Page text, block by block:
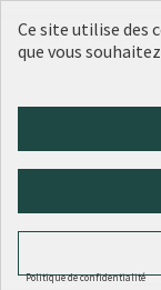
(Lien externe)
(Lien externe)
(Lien(Lien
(Lien externe)Open
(Lien externe)
Ce site utilise des
que vous
Politique de confidentialité